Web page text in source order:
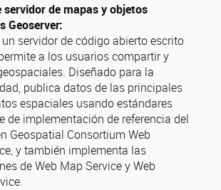
servidor de mapas y objetos
Geoserver:
un servidor de código abierto escrito
a los usuarios compartir y
Diseñado para la
publica datos de las principales
espaciales usando estándares
de implementación de referencia del
Geospatial Consortium Web
y también implementa las
de Web Map Service y Web